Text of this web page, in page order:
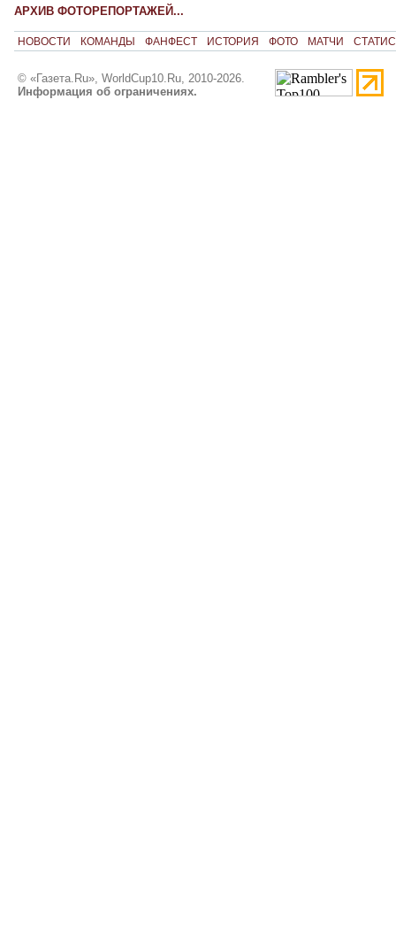
АРХИВ ФОТОРЕПОРТАЖЕЙ...
НОВОСТИ КОМАНДЫ ФАНФЕСТ ИСТОРИЯ ФОТО МАТЧИ
© «Газета.Ru», WorldCup10.Ru, 2010-2026.
Информация об ограничениях.